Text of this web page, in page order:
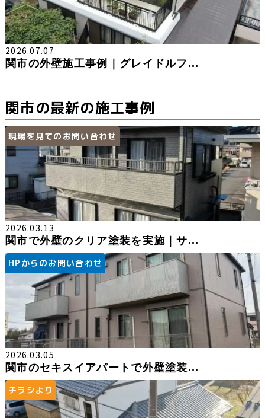
2026.07.07
関市の外壁施工事例｜グレイドルフ...
関市の最新の施工事例
現場を見てのお問い合わせ
2026.03.13
関市で外壁のクリア塗装を実施｜サ...
HPからのお問い合わせ
2026.03.05
関市のセキスイアパートで外壁塗装...
チラシより